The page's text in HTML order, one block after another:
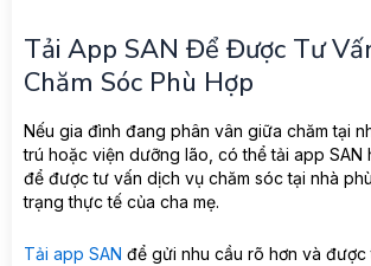
Tải App SAN Để Được Tư
Chăm Sóc Phù Hợp
Nếu gia đình đang phân vân giữa chăm tại
trú hoặc viện dưỡng lão, có thể tải app SAN
để được tư vấn dịch vụ chăm sóc tại nhà
trạng thực tế của cha mẹ.
Tải app SAN để gửi nhu cầu rõ hơn và